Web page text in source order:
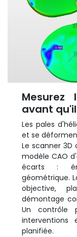
Mesurez
avant
Les pales
et se
Le scanner
modèle CAO
écarts :
géométrique.
objective,
démontage
Un contrôle
interventions
planifiée.